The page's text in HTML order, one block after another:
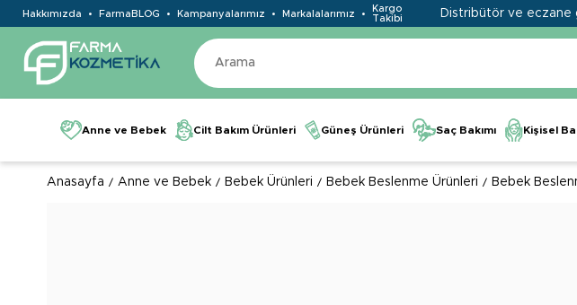
Hakkımızda FarmaBLOG Kampanyalarımız Markalalarımız
Kargo
Takibi
Distribütör ve eczane
Anne ve Bebek Cilt Bakım Ürünleri Güneş Ürünleri Saç Bakımı Kişisel
Anasayfa Anne ve Bebek Bebek Ürünleri Bebek Beslenme Ürünleri Bebek